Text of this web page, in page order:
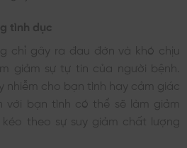
tình dục
chỉ gây ra đau đớn và khó chịu
giảm sự tự tin của người bệnh.
nhiễm cho bạn tình hay cảm giác
với bạn tình có thể sẽ làm giảm
kéo theo sự suy giảm chất lượng